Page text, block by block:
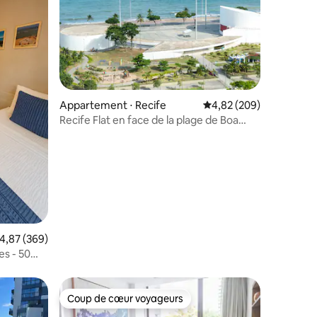
: 4,9 sur 5
moyenne sur la base de 369 commentaires : 4,87 sur 5
4,87 (369)
- 50
Appartement ⋅ Recife Évaluation moyenne
4,82 (209)
Recife Flat en face de la plage de Boa
Coup de cœur voyageurs
Coup de cœur voyageurs